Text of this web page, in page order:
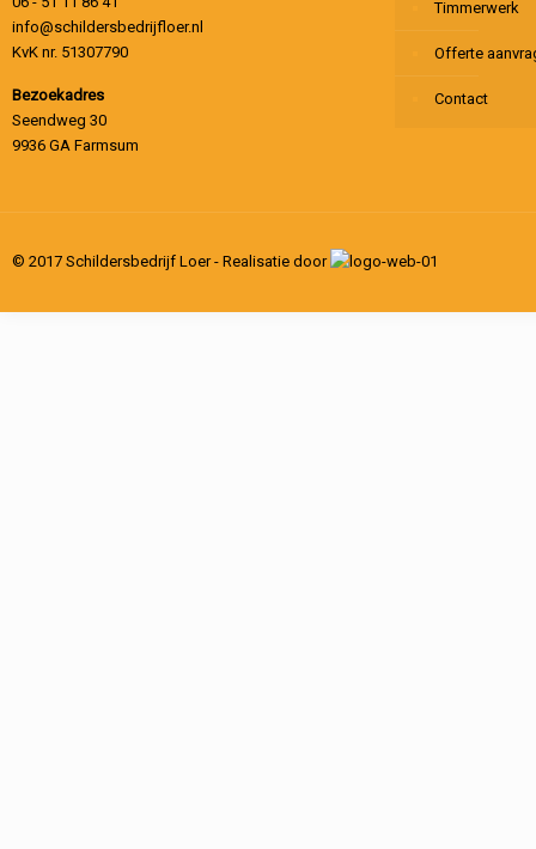
info@schildersbedrijfloer.nl
KvK nr. 51307790
Bezoekadres
Seendweg 30
9936 GA Farmsum
Timmerwerk
Offerte
Contact
© 2017 Schildersbedrijf Loer - Realisatie door